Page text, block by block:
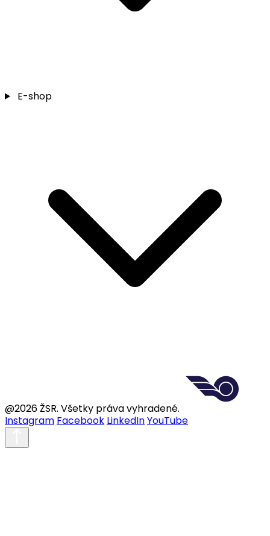
E-shop
@2026 ŽSR. Všetky práva vyhradené.
Instagram Facebook LinkedInYouTube